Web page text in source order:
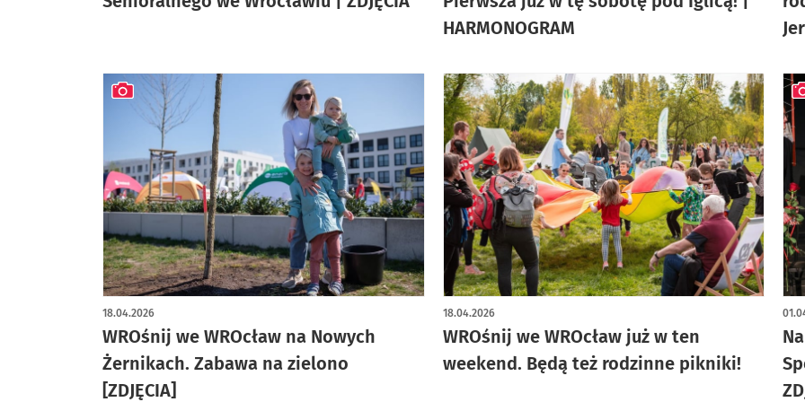
HARMONOGRAM
WROśnij we WROcław na Nowych
Żernikach. Zabawa na zielono
[ZDJĘCIA]
18.04.2026
artykuł z galerią zdjęć
WROśnij we WROcław już w ten
weekend. Będą też rodzinne pikniki!
18.04.2026